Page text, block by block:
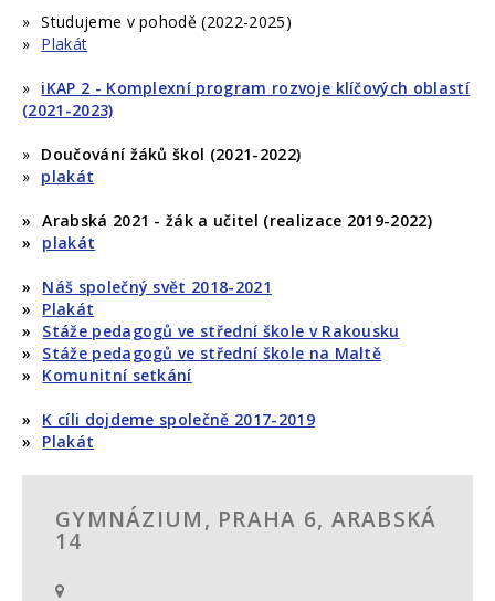
Studujeme v pohodě (2022-2025)
Plakát
iKAP 2 - Komplexní program rozvoje klíčových oblastí
(2021-2023)
Doučování žáků škol (2021-2022)
plakát
Arabská 2021 - žák a učitel (realizace 2019-2022)
plakát
Náš společný svět 2018-2021
Plakát
Stáže pedagogů ve střední škole v Rakousku
Stáže pedagogů ve střední škole na Maltě
Komunitní setkání
K cíli dojdeme společně 2017-2019
Plakát
GYMNÁZIUM, PRAHA 6, ARABSKÁ
14